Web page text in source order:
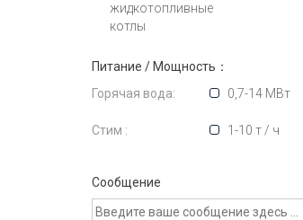
жидкотопливные
котлы
Питание / Мощность：
Горячая вода:
0,7-14 МВт
Стим : 1-10 т / ч
Сообщение